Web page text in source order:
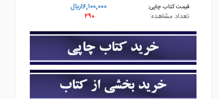
قیمت کتاب چاپی:
۱۶,۱۰۰,۰۰۰ريال
تعداد مشاهده:
۲۹۰